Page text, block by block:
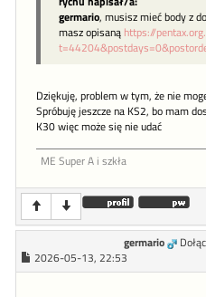
germario, musisz mieć body z
masz opisaną https://
Dziękuję, problem w tym, że nie
Spróbuję jeszcze na KS2, bo mam
K30 więc może się nie udać
ME Super A i szkła
germario
2026-05-13, 22:53